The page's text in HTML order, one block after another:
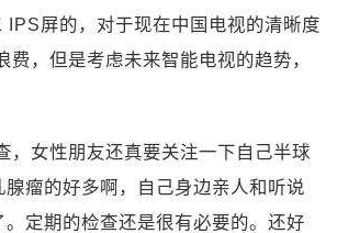
屏的，对于现在中国电视的清晰度
费，但是考虑未来智能电视的趋势，
，女性朋友还真要关注一下自己半球
腺瘤的好多啊，自己身边亲人和听说
。定期的检查还是很有必要的。还好